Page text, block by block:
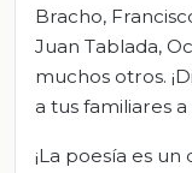
Bracho,
Juan Tablada,
muchos otros.
a tus familiares
¡La poesía es